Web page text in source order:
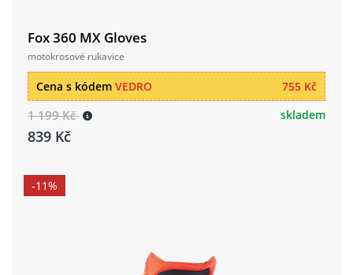
Fox 360 MX Gloves
motokrosové rukavice
755 Kč
Cena s kódem VEDRO
1 199 Kč
839 Kč
skladem
-11%